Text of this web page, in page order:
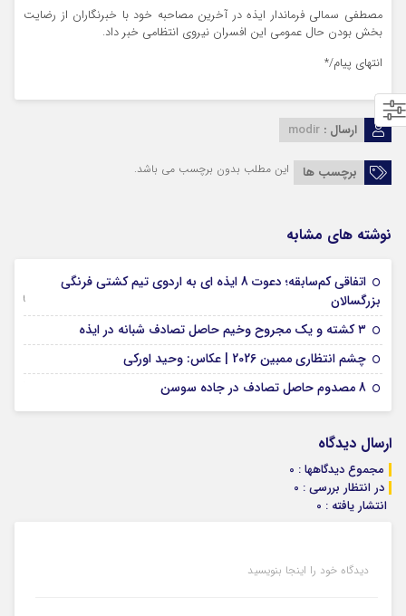
مصطفی سمالی فرماندار ایذه در آخرین مصاحبه خود با خبرنگاران از رضایت
بخش بودن حال عمومی این افسران نیروی انتظامی خبر داد.
انتهای پیام/*
ارسال : modir
برچسب ها این مطلب بدون برچسب می باشد.
نوشته های مشابه
اتفاقی کم‌سابقه؛ دعوت 8 ایذه ای به اردوی تیم کشتی فرنگی
بزرگسالان
09 جولای 2026
۳ کشته و یک مجروح وخیم حاصل تصادف شبانه در ایذه
چشم انتظاری ممبین 2026 | عکاس: وحید اورکی
8 مصدوم حاصل تصادف در جاده سوسن
ارسال دیدگاه
مجموع دیدگاهها : 0
در انتظار بررسی : 0
انتشار یافته : 0
دیدگاه خود را اینجا بنویسید